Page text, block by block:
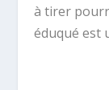
à tirer
éduqué est